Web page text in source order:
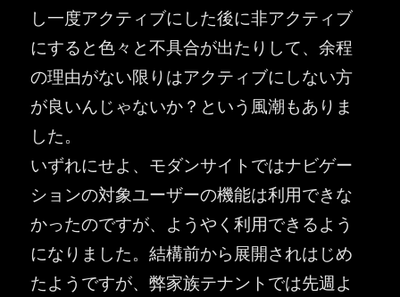
し一度アクティブにした後に非アクティブ
にすると色々と不具合が出たりして、余程
の理由がない限りはアクティブにしない方
が良いんじゃないか？という風潮もありま
した。
いずれにせよ、モダンサイトではナビゲー
ションの対象ユーザーの機能は利用できな
かったのですが、ようやく利用できるよう
になりました。結構前から展開されはじめ
たようですが、弊家族テナントでは先週よ